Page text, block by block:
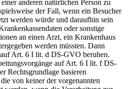
anderen natürlichen Person zu
der Fall, wenn ein Besucher
werden würde und daraufhin sein
oder sonstige
an einen Arzt, ein Krankenhaus
werden müssten. Dann
Art. 6 I lit. d DS-GVO beruhen.
auf Art. 6 I lit. f DS-
Rechtsgrundlage basieren
von keiner der vorgenannten